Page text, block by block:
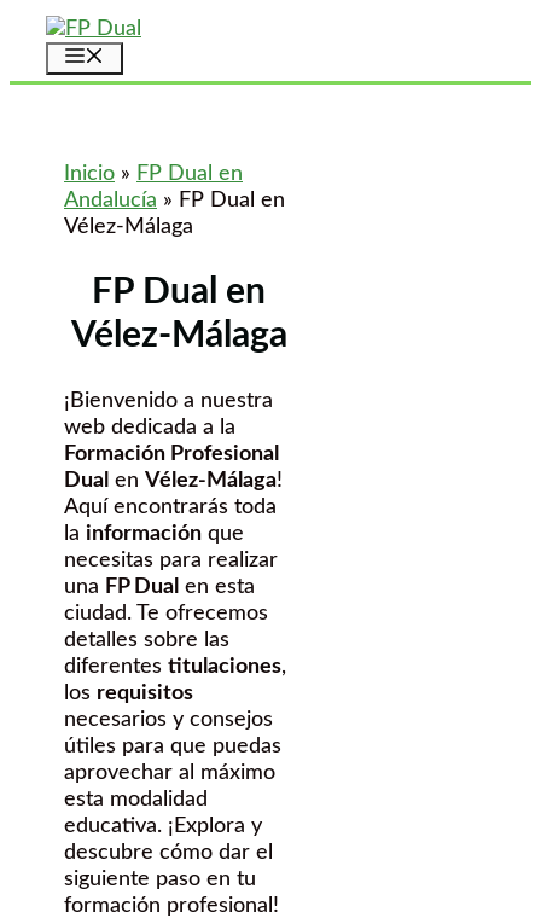
Saltar
contenido
Inicio » FP Dual en
Andalucía » FP Dual en
Vélez-Málaga
FP Dual en
Vélez-Málaga
¡Bienvenido a nuestra
web dedicada a la
Formación Profesional
Dual en Vélez-Málaga!
Aquí encontrarás toda
la información que
necesitas para realizar
una FP Dual en esta
ciudad. Te ofrecemos
detalles sobre las
diferentes titulaciones,
los requisitos
necesarios y consejos
útiles para que puedas
aprovechar al máximo
esta modalidad
educativa. ¡Explora y
descubre cómo dar el
siguiente paso en tu
formación profesional!